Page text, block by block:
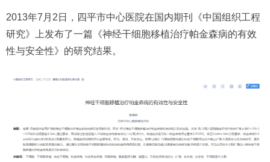
2013年7月2日，四平市中心医院在国内期刊《中国组织工程
研究》上发布了一篇《神经干细胞移植治疗帕金森病的有效
性与安全性》的研究结果。